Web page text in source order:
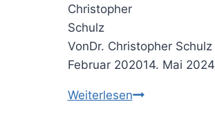
VonDr. Christopher Schulz
Februar 202014. Mai 2024
WeiterlesenDie